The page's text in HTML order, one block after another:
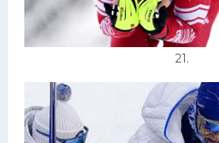
21.